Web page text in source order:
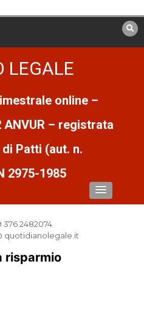
LEGALE
online –
– registrata
Patti (aut. n.
2975-1985
376 2482074
quotidianolegale.it
risparmio